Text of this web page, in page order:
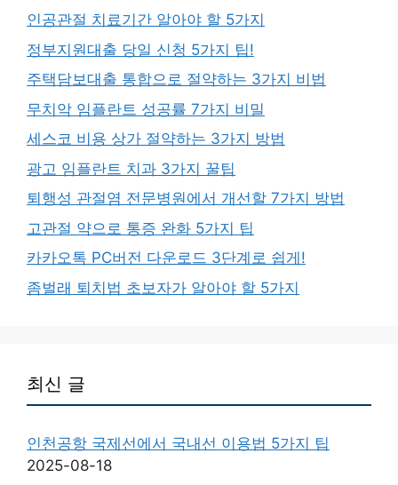
인공관절 치료기간 알아야 할 5가지
정부지원대출 당일 신청 5가지 팁!
주택담보대출 통합으로 절약하는 3가지 비법
무치악 임플란트 성공률 7가지 비밀
세스코 비용 상가 절약하는 3가지 방법
광고 임플란트 치과 3가지 꿀팁
퇴행성 관절염 전문병원에서 개선할 7가지 방법
고관절 약으로 통증 완화 5가지 팁
카카오톡 PC버전 다운로드 3단계로 쉽게!
좀벌래 퇴치법 초보자가 알아야 할 5가지
최신 글
인천공항 국제선에서 국내선 이용법 5가지 팁
2025-08-18